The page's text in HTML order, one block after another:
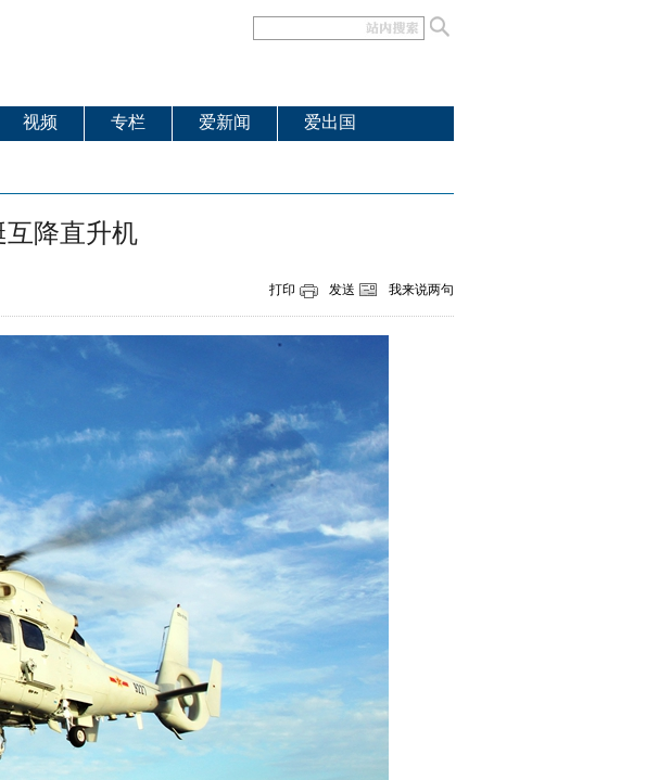
视频 专栏 爱新闻 爱出国
降直升机
打印 发送 我来说两句